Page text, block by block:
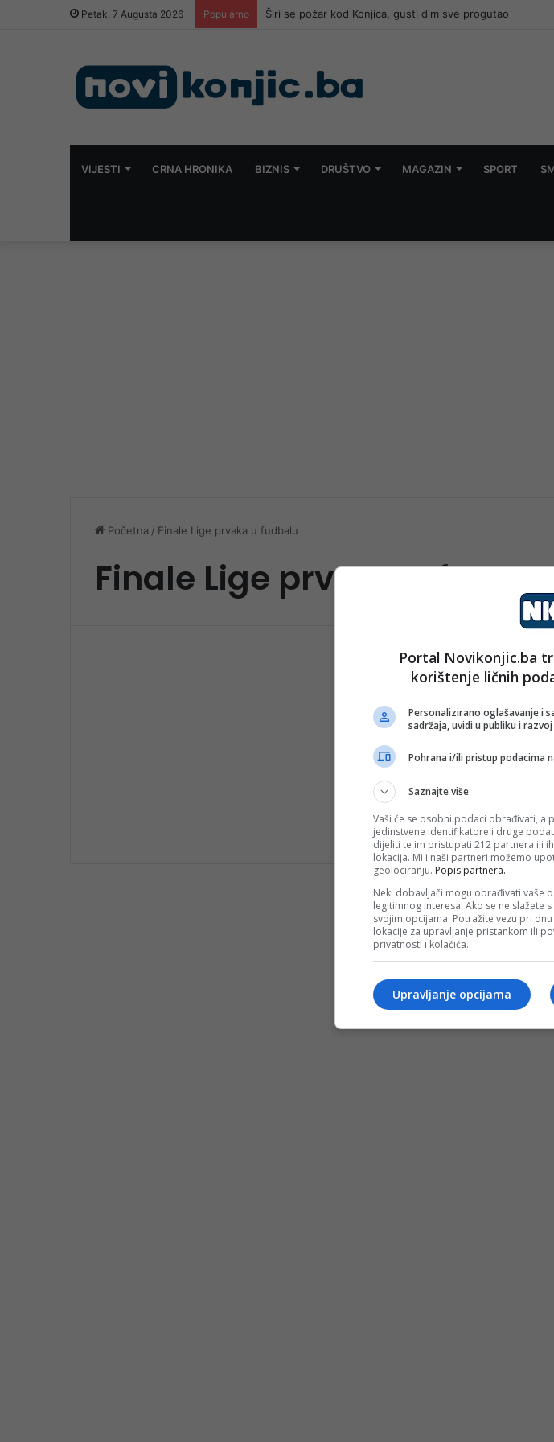
Petak, 7 Augusta 2026 Popularno Sladić najavio šta slijedi u BiH: “Nemojte još otpisivati ljeto”
VIJESTI CRNA HRONIKA BIZNIS DRUŠTVO MAGAZIN SPORT
Početna / Finale Lige prvaka u fudbalu
Finale Lige prvaka u
Spektakl u
borbi za tron
Minhen će večeras biti
Inter u okviru…
Pročitaj više
Portal Novikonjic.ba
korištenje ličnih
Personalizirano oglašavanje i
sadržaja, uvidi u publiku i
Pohrana i/ili pristup podacima
Saznajte više
Vaši će se osobni podaci obrađivati, a
jedinstvene identifikatore i druge
dijeliti te im pristupati 212 partnera ili
lokacija. Mi i naši partneri možemo
geolociranju. Popis partnera.
Neki dobavljači mogu obrađivati vaše
legitimnog interesa. Ako se ne slažete
svojim opcijama. Potražite vezu pri
lokacije za upravljanje pristankom ili
privatnosti i kolačića.
Upravljanje opcijama